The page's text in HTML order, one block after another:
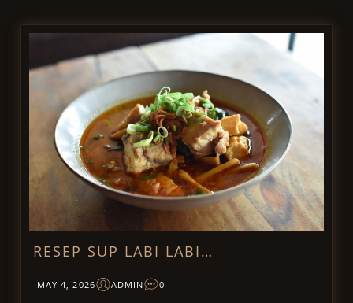
content
RESEP SUP LABI LABI…
MAY 4, 2026 ADMIN 0